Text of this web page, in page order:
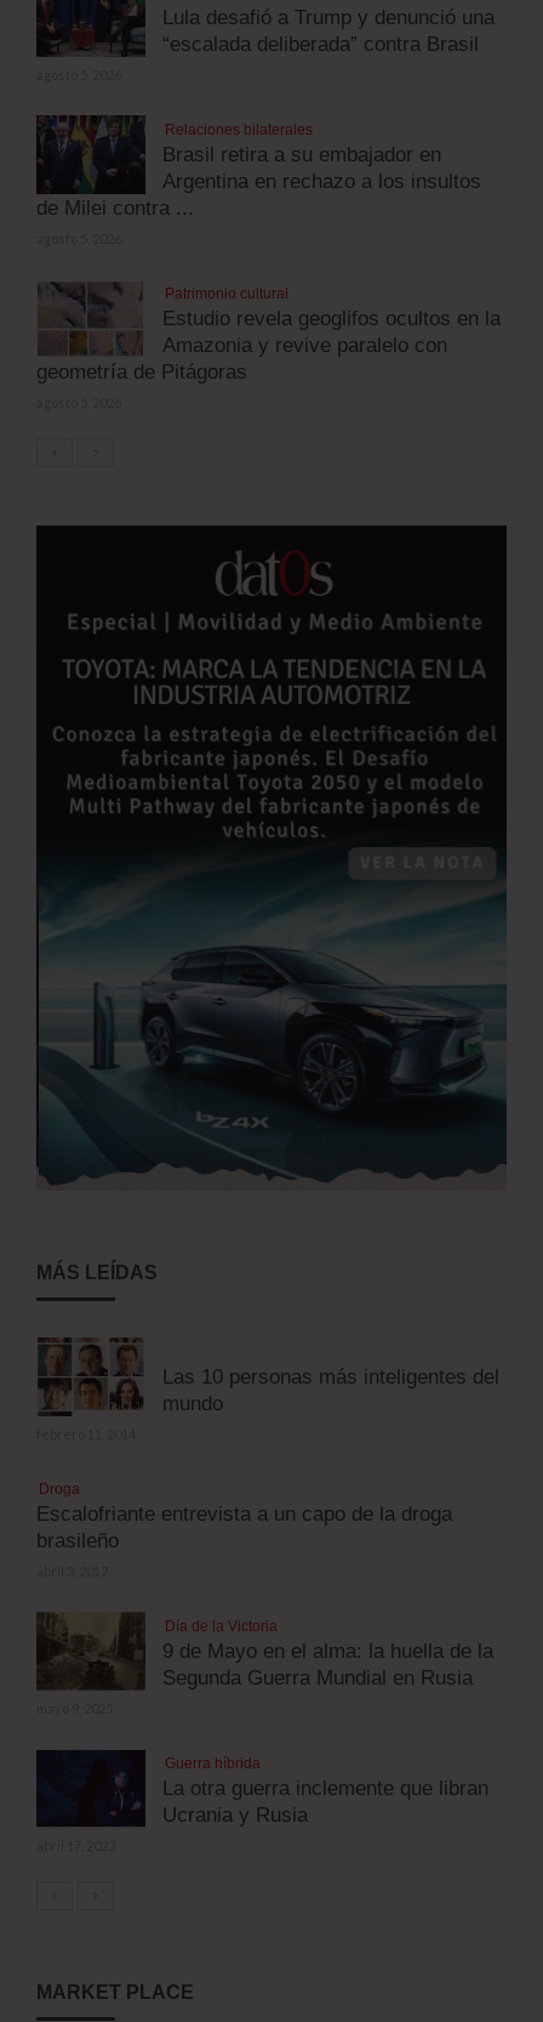
Lula desafió a Trump y denunció una
“escalada deliberada” contra Brasil
Relaciones bilaterales
Brasil retira a su embajador en
Argentina en rechazo a los insultos
de Milei contra ...
Patrimonio cultural
Estudio revela geoglifos ocultos en la
Amazonia y revive paralelo con
geometría de Pitágoras
MÁS LEÍDAS
Las 10 personas más inteligentes del
mundo
Droga
Escalofriante entrevista a un capo de la droga
brasileño
Día de la Victoria
9 de Mayo en el alma: la huella de la
Segunda Guerra Mundial en Rusia
Guerra híbrida
La otra guerra inclemente que libran
Ucrania y Rusia
MARKET PLACE